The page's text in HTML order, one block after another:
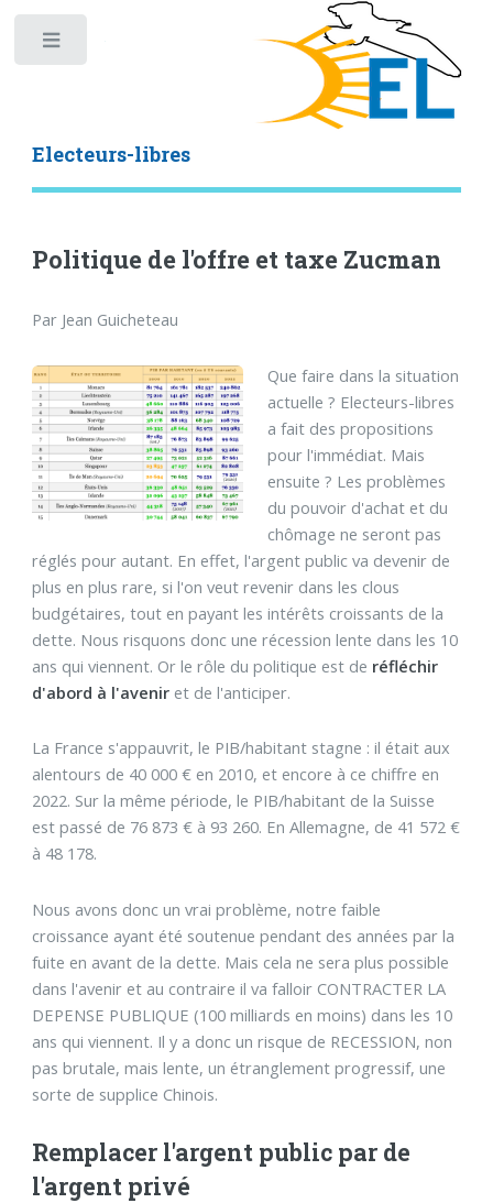
Electeurs-libres
Politique de l'offre et taxe Zucman
Par Jean Guicheteau
Que faire dans la situation
actuelle ? Electeurs-libres
a fait des propositions
pour l'immédiat. Mais
ensuite ? Les problèmes
du pouvoir d'achat et du
chômage ne seront pas
réglés pour autant. En effet, l'argent public va devenir de
plus en plus rare, si l'on veut revenir dans les clous
budgétaires, tout en payant les intérêts croissants de la
dette. Nous risquons donc une récession lente dans les 10
ans qui viennent. Or le rôle du politique est de réfléchir
d'abord à l'avenir et de l'anticiper.
La France s'appauvrit, le PIB/habitant stagne : il était aux
alentours de 40 000 € en 2010, et encore à ce chiffre en
2022. Sur la même période, le PIB/habitant de la Suisse
est passé de 76 873 € à 93 260. En Allemagne, de 41 572 €
à 48 178.
Nous avons donc un vrai problème, notre faible
croissance ayant été soutenue pendant des années par la
fuite en avant de la dette. Mais cela ne sera plus possible
dans l'avenir et au contraire il va falloir CONTRACTER LA
DEPENSE PUBLIQUE (100 milliards en moins) dans les 10
ans qui viennent. Il y a donc un risque de RECESSION, non
pas brutale, mais lente, un étranglement progressif, une
sorte de supplice Chinois.
Remplacer l'argent public par de
l'argent privé